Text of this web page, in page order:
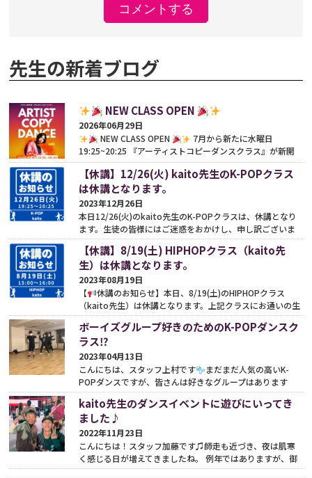
先生の新着ブログ
NEW CLASS OPEN
2026年06月29日
NEW CLASS OPEN
7月から新たに水曜日
19:25~20:25 『アーティストコピーダンスクラス』が新開
講となります
インストラクターは kaito先生
（@kaitofjt）...続きをみる
【休講】12/26(火) kaito先生のK-POPクラス
は休講となります。
2023年12月26日
本日12/26(火)のkaito先生のK-POPクラスは、休講となり
ます。生徒の皆様にはご迷惑をおかけし、申し訳ございま
せん。どうぞよろしくお願いいたします
続きをみる
【休講】8/19(土) HIPHOPクラス（kaito先
生）は休講となります。
2023年08月19日
【
休講のお知らせ】本日、8/19(土)のHIPHOPクラス
（kaito先生）は休講となります。上記クラスにお通いの生
徒さまはお気をつけくださいませ
どうぞよろしくお願い
しま...続きをみる
ボーイズグループ好きのためのK-POPダンスク
ラス⁉︎
2023年04月13日
こんにちは、スタッフ上村です
まだまだ人気の高いK-
POPダンスですが、皆さんは好きなグループはあります
か？ 当スクールもそうですが、ダンススクールに通われ
て...続きをみる
kaito先生のダンスイベントに遊びにいってき
ました♪
2022年11月23日
こんにちは！スタッフ加藤です♫師走も近づき、夜は肌寒
く感じる日が増えてきましたね。 例年ではありますが、御
堂筋のイルミネーションもライトアップがはじまって...続き